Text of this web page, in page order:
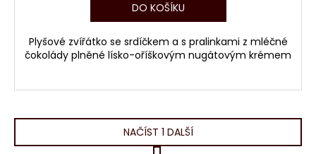
DO KOŠÍKU
Plyšové zvířátko se srdíčkem a s pralinkami z mléčné
čokolády plněné lísko-oříškovým nugátovým krémem
NAČÍST 1 DALŠÍ